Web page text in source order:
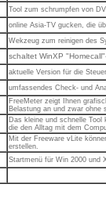
Tool zum schrumpfen von
online Asia-TV gucken, die
Wekzeug zum reinigen des
schaltet WinXP
aktuelle Version für die
umfassendes Check- und
FreeMeter zeigt Ihnen
Belastung an und zwar ohne
Das kleine und schnelle Tool
die den Alltag mit dem
Mit der Freeware vLite
erstellen.
Startmenü für Win 2000 und